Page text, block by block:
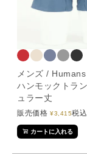
メンズ /
ハンモックトラ
ュラー丈
販売価格 ¥3,415税込
カートに入れる